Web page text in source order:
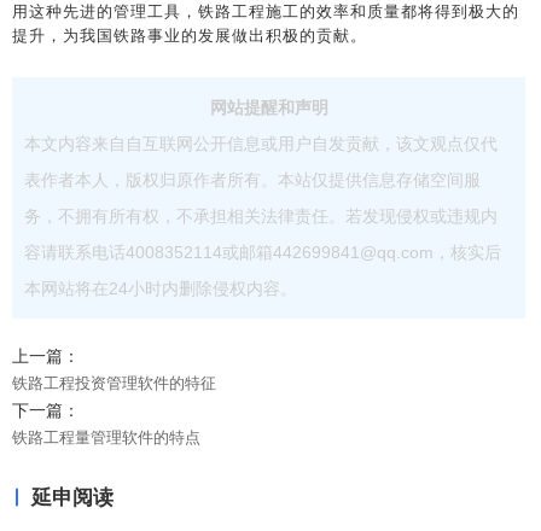
用这种先进的管理工具，铁路工程施工的效率和质量都将得到极大的
提升，为我国铁路事业的发展做出积极的贡献。
网站提醒和声明
本文内容来自自互联网公开信息或用户自发贡献，该文观点仅代
表作者本人，版权归原作者所有。本站仅提供信息存储空间服
务，不拥有所有权，不承担相关法律责任。若发现侵权或违规内
容请联系电话4008352114或邮箱442699841@qq.com，核实后
本网站将在24小时内删除侵权内容。
上一篇：
铁路工程投资管理软件的特征
下一篇：
铁路工程量管理软件的特点
延申阅读